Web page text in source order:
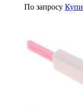
По запросу